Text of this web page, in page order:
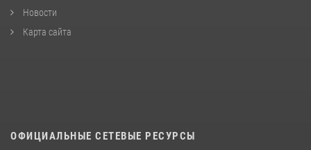
Новости
Карта сайта
ОФИЦИАЛЬНЫЕ СЕТЕВЫЕ РЕСУРСЫ